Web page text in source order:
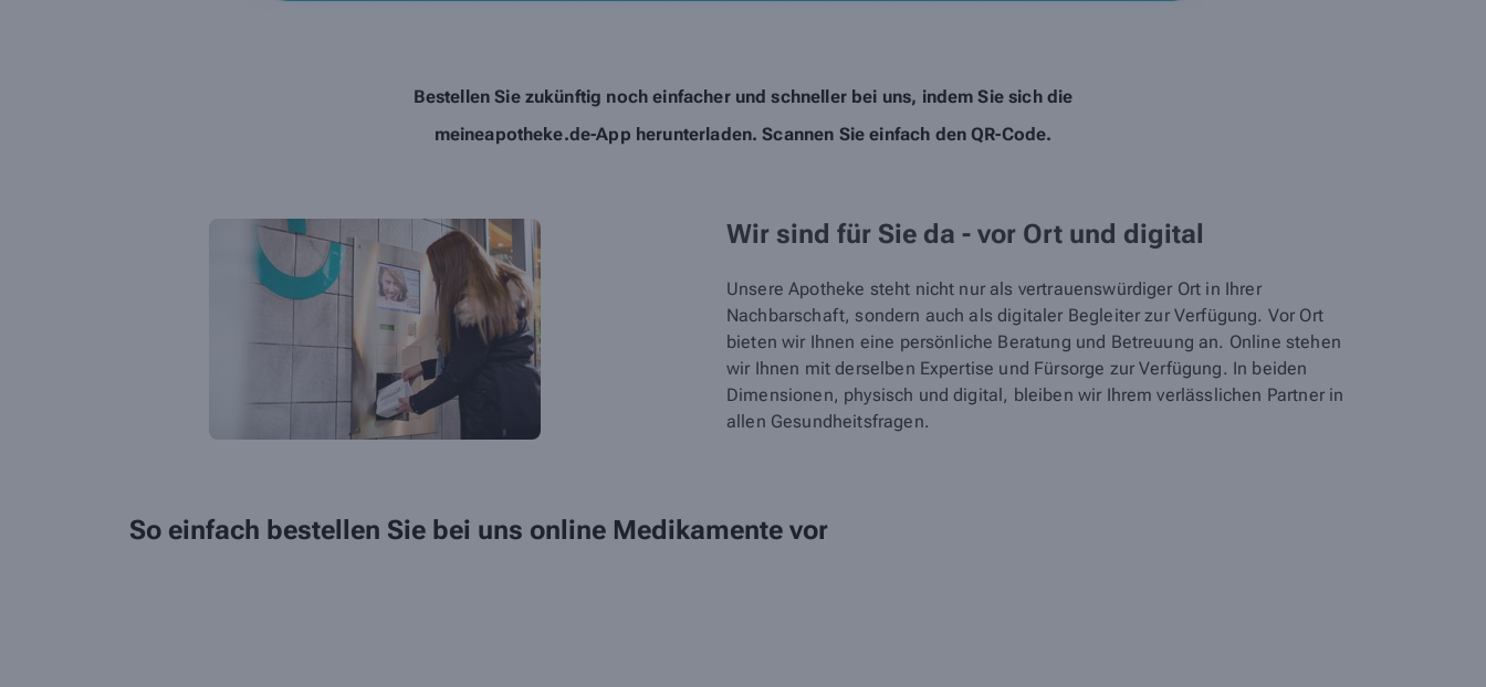
Bestellen Sie zukünftig noch einfacher und schneller bei uns, indem Sie sich die
meineapotheke.de-App herunterladen. Scannen Sie einfach den QR-Code.
Wir sind für Sie da - vor Ort und digital
Unsere Apotheke steht nicht nur als vertrauenswürdiger Ort in Ihrer
Nachbarschaft, sondern auch als digitaler Begleiter zur Verfügung. Vor Ort
bieten wir Ihnen eine persönliche Beratung und Betreuung an. Online stehen
wir Ihnen mit derselben Expertise und Fürsorge zur Verfügung. In beiden
Dimensionen, physisch und digital, bleiben wir Ihrem verlässlichen Partner in
allen Gesundheitsfragen.
So einfach bestellen Sie bei uns online Medikamente vor